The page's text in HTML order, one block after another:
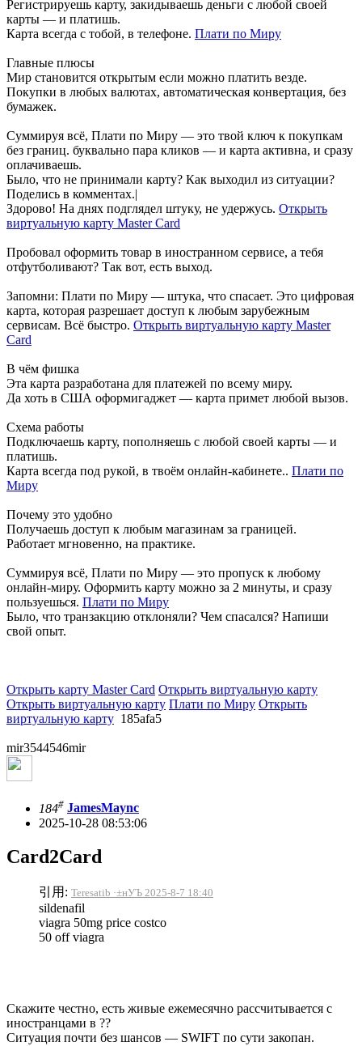
Регистрируешь карту, закидываешь деньги с любой своей
карты — и платишь.
Карта всегда с тобой, в телефоне. Плати по Миру
Главные плюсы
Мир становится открытым если можно платить везде.
Покупки в любых валютах, автоматическая конвертация, без
бумажек.
Суммируя всё, Плати по Миру — это твой ключ к покупкам
без границ. буквально пара кликов — и карта активна, и сразу
оплачиваешь.
Было, что не принимали карту? Как выходил из ситуации?
Поделись в комментах.|
Здорово! На днях подглядел штуку, не удержусь. Открыть
виртуальную карту Master Card
Пробовал оформить товар в иностранном сервисе, а тебя
отфутболивают? Так вот, есть выход.
Запомни: Плати по Миру — штука, что спасает. Это цифровая
карта, которая разрешает доступ к любым зарубежным
сервисам. Всё быстро. Открыть виртуальную карту Master
Card
В чём фишка
Эта карта разработана для платежей по всему миру.
Да хоть в США оформигаджет — карта примет любой вызов.
Схема работы
Подключаешь карту, пополняешь с любой своей карты — и
платишь.
Карта всегда под рукой, в твоём онлайн-кабинете.. Плати по
Миру
Почему это удобно
Получаешь доступ к любым магазинам за границей.
Работает мгновенно, на практике.
Суммируя всё, Плати по Миру — это пропуск к любому
онлайн-миру. Оформить карту можно за 2 минуты, и сразу
пользуешься. Плати по Миру
Было, что транзакцию отклоняли? Чем спасался? Напиши
свой опыт.
Открыть карту Master Card Открыть виртуальную карту
Открыть виртуальную карту Плати по Миру Открыть
виртуальную карту 185afa5
mir3544546mir
184# JamesMaync
2025-10-28 08:53:06
Card2Card
引用: Teresatib ·±нУЪ 2025-8-7 18:40
sildenafil
viagra 50mg price costco
50 off viagra
Скажите честно, есть живые ежемесячно рассчитывается с
иностранцами в ??
Ситуация почти без шансов — SWIFT по сути закопан.